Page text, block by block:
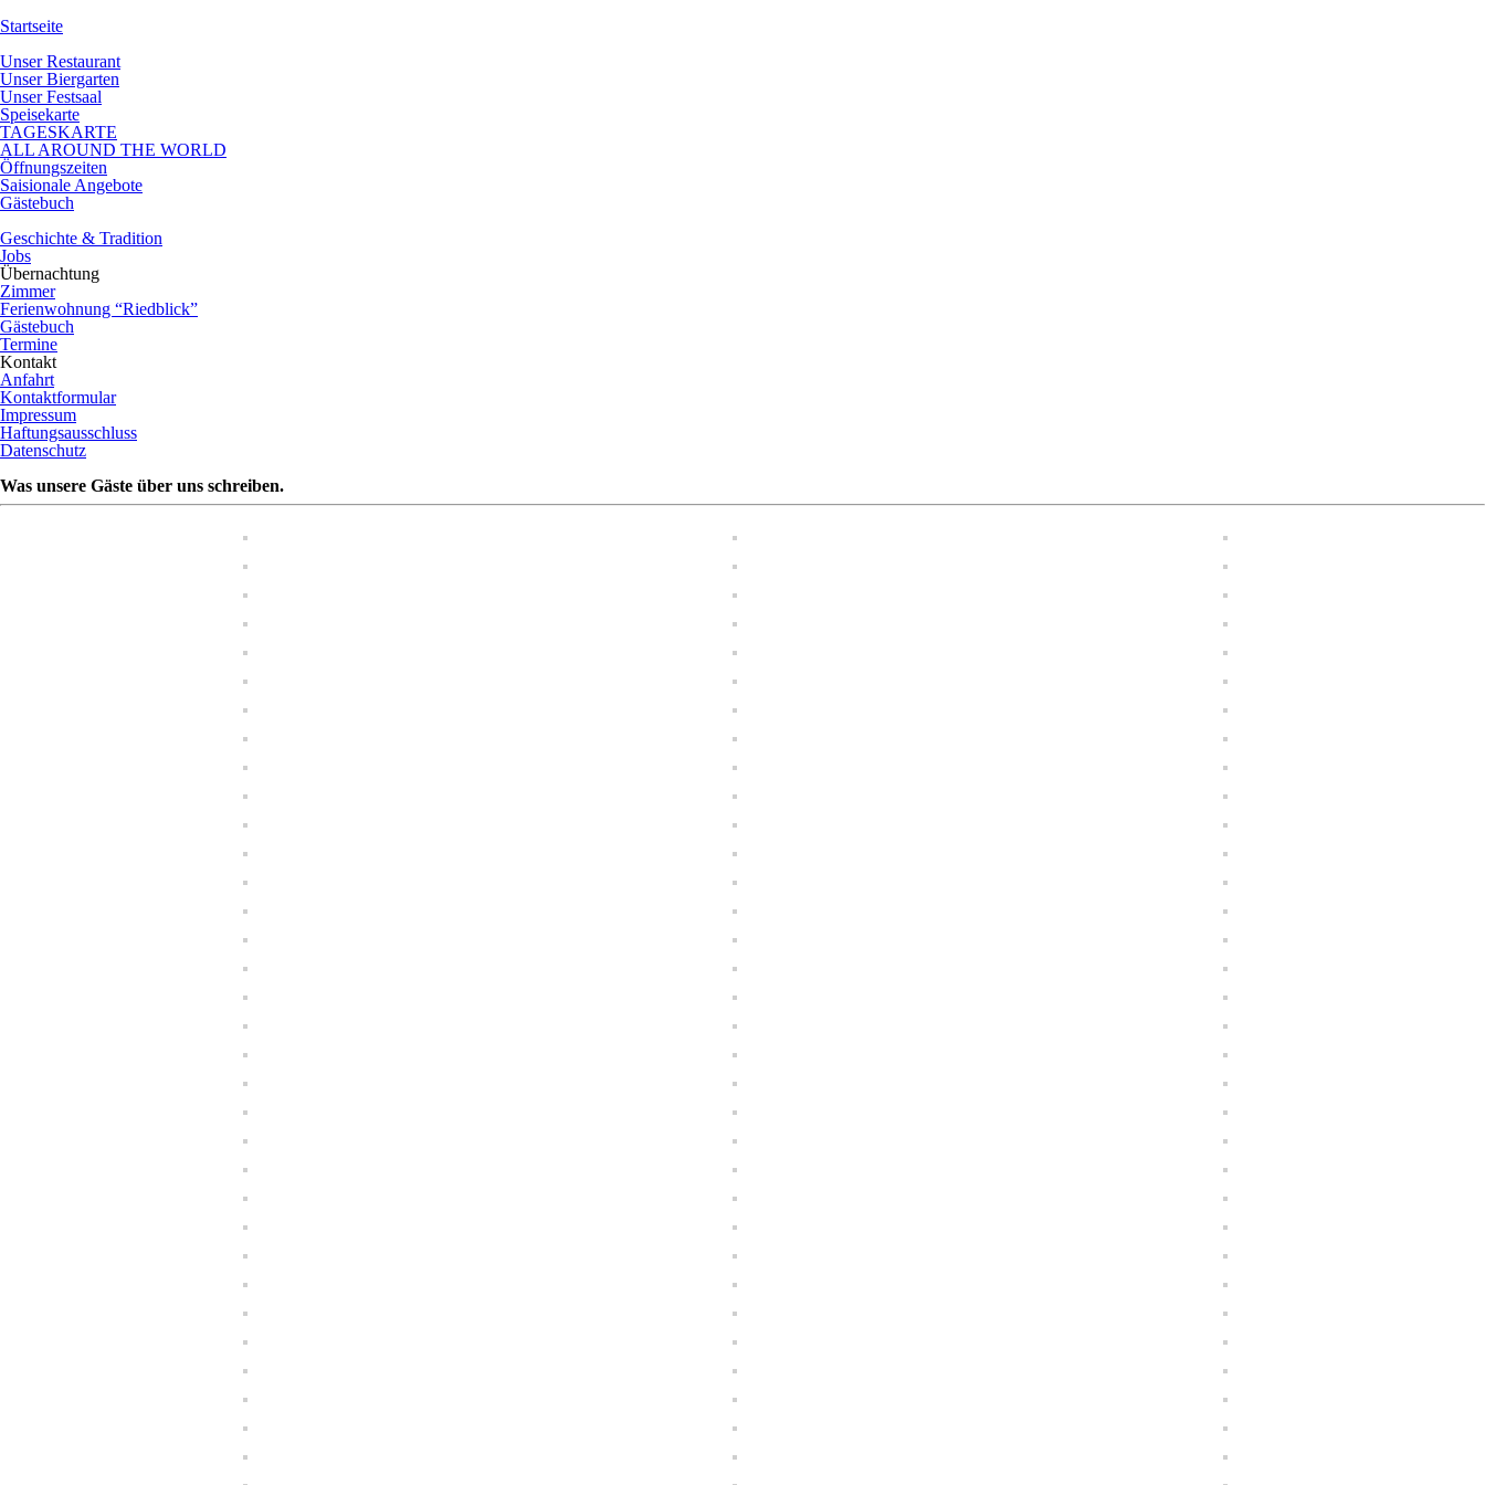
Startseite
Unser Restaurant
Unser Biergarten
Unser Festsaal
Speisekarte
TAGESKARTE
ALL AROUND THE WORLD
Öffnungszeiten
Saisionale Angebote
Gästebuch
Geschichte & Tradition
Jobs
Übernachtung
Zimmer
Ferienwohnung “Riedblick”
Gästebuch
Termine
Kontakt
Anfahrt
Kontaktformular
Impressum
Haftungsausschluss
Datenschutz
Was unsere Gäste über uns schreiben.